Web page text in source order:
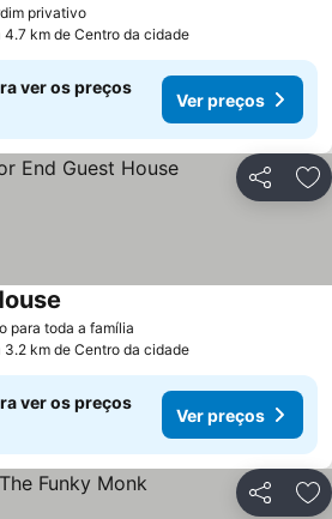
privativo
4.7 km de Centro da cidade
ver os preços
Ver preços
Partilhar
para toda a família
3.2 km de Centro da cidade
ver os preços
Ver preços
Partilhar